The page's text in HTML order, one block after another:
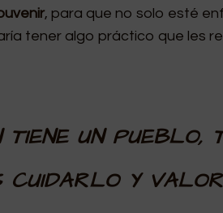
, para que no solo esté
tener algo práctico que les
TIENE UN PUEBLO,
CUIDARLO Y